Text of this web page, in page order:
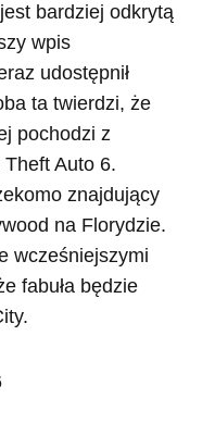
bardziej odkrytą
wpis
udostępnił
ta twierdzi, że
pochodzi z
Auto 6.
znajdujący
na Florydzie.
wcześniejszymi
fabuła będzie